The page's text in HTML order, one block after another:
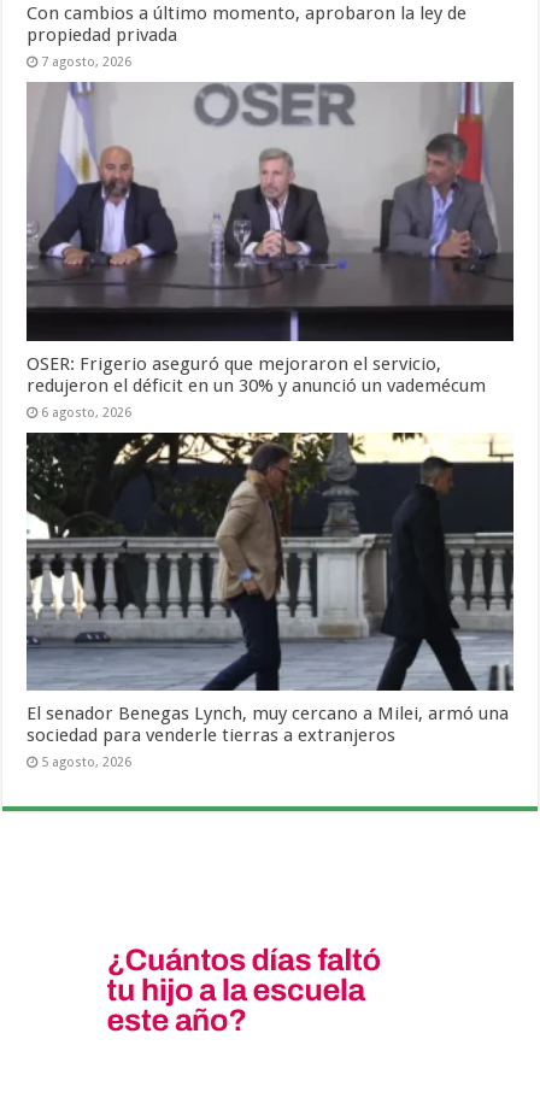
Con cambios a último momento, aprobaron la ley de
propiedad privada
7 agosto, 2026
OSER: Frigerio aseguró que mejoraron el servicio,
redujeron el déficit en un 30% y anunció un vademécum
6 agosto, 2026
El senador Benegas Lynch, muy cercano a Milei, armó una
sociedad para venderle tierras a extranjeros
5 agosto, 2026